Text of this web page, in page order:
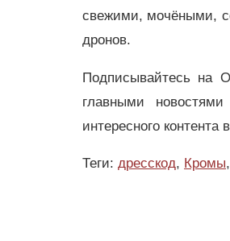
свежими, мочёными,
дронов.
Подписывайтесь на
главными
интересного контента в
Теги: дресскод, Кромы,